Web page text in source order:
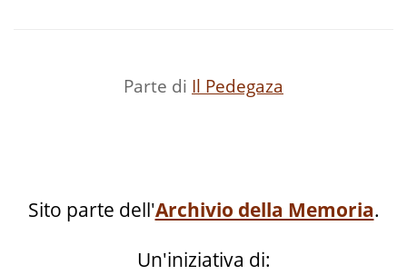
Parte di Il Pedegaza
Sito parte dell'Archivio della Memoria.
Un'iniziativa di: